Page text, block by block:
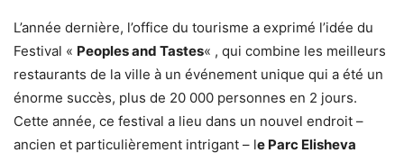
L’année dernière, l’office du tourisme a exprimé l’idée du
Festival « Peoples and Tastes« , qui combine les meilleurs
restaurants de la ville à un événement unique qui a été un
énorme succès, plus de 20 000 personnes en 2 jours.
Cette année, ce festival a lieu dans un nouvel endroit –
ancien et particulièrement intrigant – le Parc Elisheva